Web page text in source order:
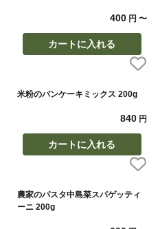
400円 〜
カートに入れる
米粉のパンケーキミックス 200g
840円
カートに入れる
農家のパスタ中島菜スパゲッティ
ーニ 200g